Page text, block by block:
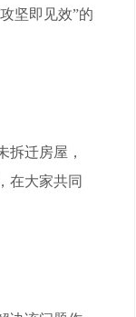
坚即见效”的
迁房屋，
在大家共同